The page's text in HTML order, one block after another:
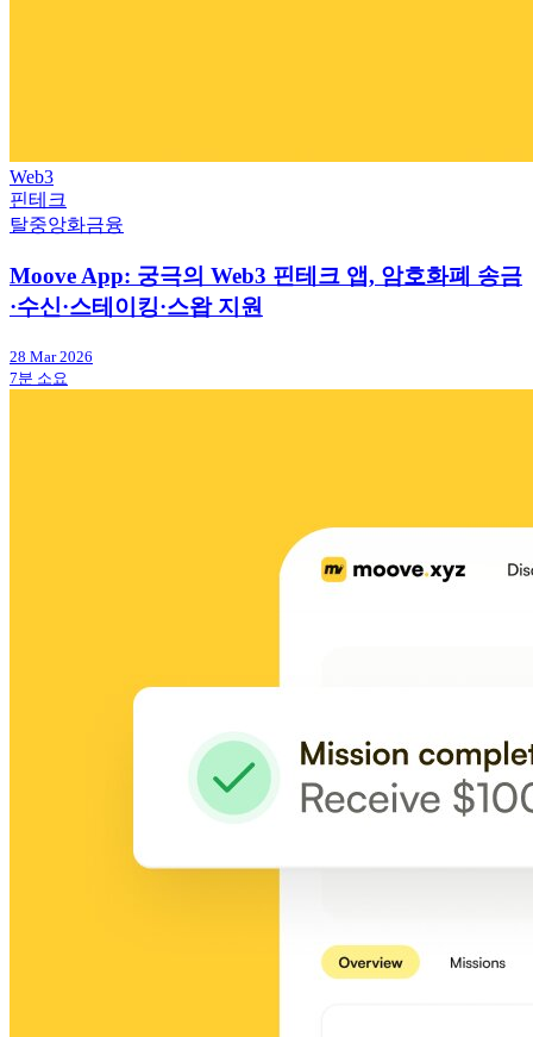
Web3
핀테크
탈중앙화금융
Moove App: 궁극의 Web3 핀테크 앱, 암호화폐 송금
·수신·스테이킹·스왑 지원
28 Mar 2026
7분 소요